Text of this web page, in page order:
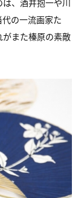
は、酒井抱一や川
の一流画家た
また榛原の素敵